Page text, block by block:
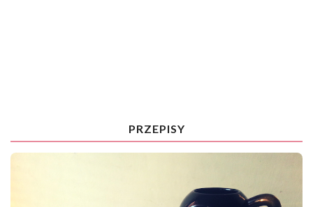
PRZEPISY